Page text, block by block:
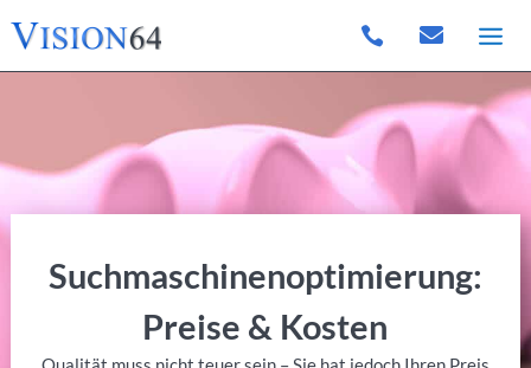
 
Suchmaschinenoptimierung:
Preise & Kosten